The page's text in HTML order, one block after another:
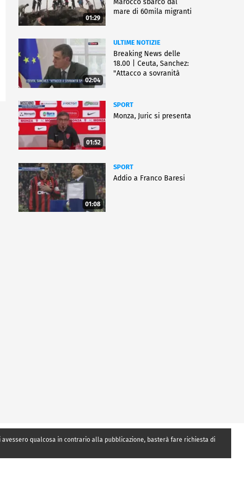
01:29
mare di 60mila migranti
02:04
ULTIME NOTIZIE
Breaking News delle
18.00 | Ceuta, Sanchez:
"Attacco a sovranità
01:52
SPORT
Monza, Juric si presenta
01:08
SPORT
Addio a Franco Baresi
qualcosa in contrario alla pubblicazione, basterà fare richiesta di